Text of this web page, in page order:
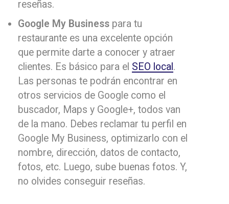
reseñas.
Google My Business para tu
restaurante es una excelente opción
que permite darte a conocer y atraer
clientes. Es básico para el SEO local .
Las personas te podrán encontrar en
otros servicios de Google como el
buscador, Maps y Google+, todos van
de la mano. Debes reclamar tu perfil en
Google My Business, optimizarlo con el
nombre, dirección, datos de contacto,
fotos, etc. Luego, sube buenas fotos. Y,
no olvides conseguir reseñas.